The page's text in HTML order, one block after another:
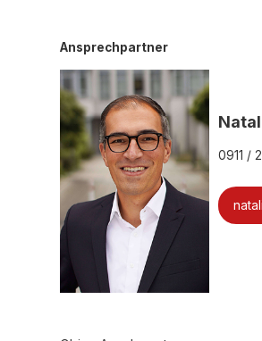
Ansprechpartner
0911 /